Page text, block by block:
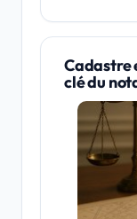
Cadastre
clé du